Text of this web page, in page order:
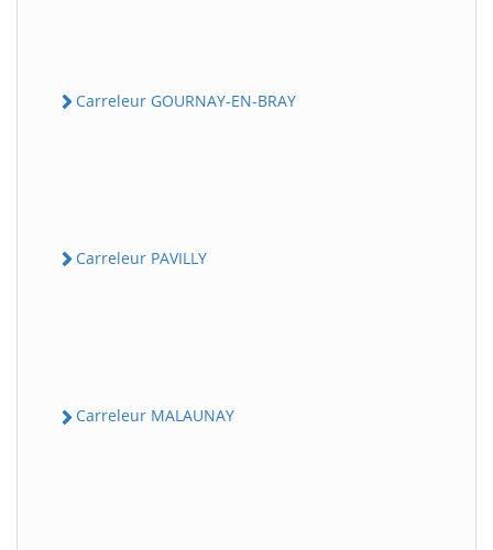
Carreleur GOURNAY-EN-BRAY
Carreleur PAVILLY
Carreleur MALAUNAY